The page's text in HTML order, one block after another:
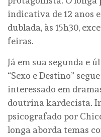
indicativa de 12 anos
dublada, às 15h30,
feiras.
Já em sua segunda e
“Sexo e Destino”
interessado em
doutrina kardecista.
psicografado por
longa aborda temas